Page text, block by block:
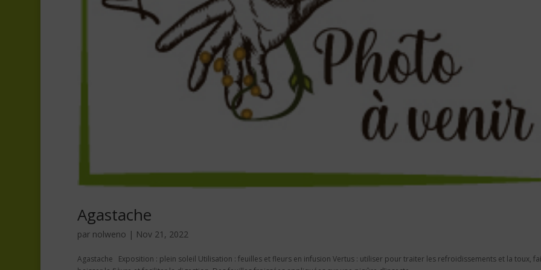
Agastache
par nolweno | Nov 21, 2022
Agastache Exposition : plein soleil Utilisation : feuilles et fleurs en infusion Vertus : utiliser pour traiter les refroidissements et la toux,